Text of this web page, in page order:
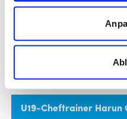
Ersatz: Witt (ETW)
U19-Cheftrainer Harun